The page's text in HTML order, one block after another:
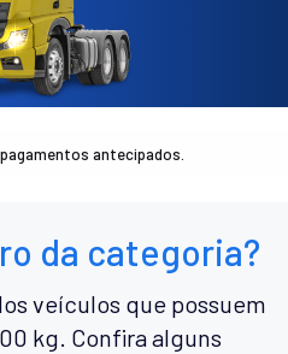
antecipados.
da categoria?
veículos que possuem
kg. Confira alguns